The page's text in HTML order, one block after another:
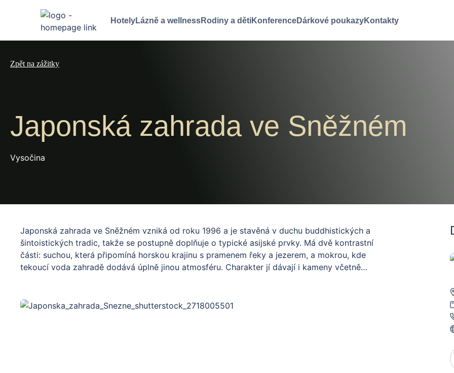
HotelyLázně a wellnessRodiny a dětiKonferenceDárkové poukazyKontakty
Zpět na zážitky
Japonská zahrada ve Sněžném
Vysočina
Japonská zahrada ve Sněžném vzniká od roku 1996 a je stavěná v duchu buddhistických a
šintoistických tradic, takže se postupně doplňuje o typické asijské prvky. Má dvě kontrastní
části: suchou, která připomíná horskou krajinu s pramenem řeky a jezerem, a mokrou, kde
tekoucí voda zahradě dodává úplně jinou atmosféru. Charakter jí dávají i kameny včetně
zahrada jako malé arboretum a na místě si můžete prohlédnout i výstavu bonsají nebo si